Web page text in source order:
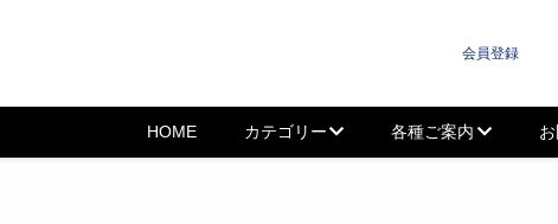
会員登録
HOME カテゴリー 各種ご案内